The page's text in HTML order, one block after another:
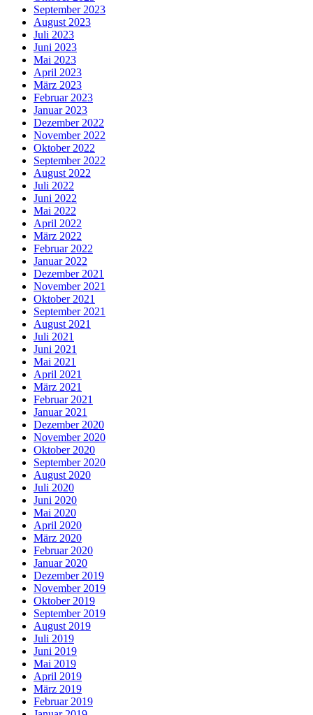
September 2023
August 2023
Juli 2023
Juni 2023
Mai 2023
April 2023
März 2023
Februar 2023
Januar 2023
Dezember 2022
November 2022
Oktober 2022
September 2022
August 2022
Juli 2022
Juni 2022
Mai 2022
April 2022
März 2022
Februar 2022
Januar 2022
Dezember 2021
November 2021
Oktober 2021
September 2021
August 2021
Juli 2021
Juni 2021
Mai 2021
April 2021
März 2021
Februar 2021
Januar 2021
Dezember 2020
November 2020
Oktober 2020
September 2020
August 2020
Juli 2020
Juni 2020
Mai 2020
April 2020
März 2020
Februar 2020
Januar 2020
Dezember 2019
November 2019
Oktober 2019
September 2019
August 2019
Juli 2019
Juni 2019
Mai 2019
April 2019
März 2019
Februar 2019